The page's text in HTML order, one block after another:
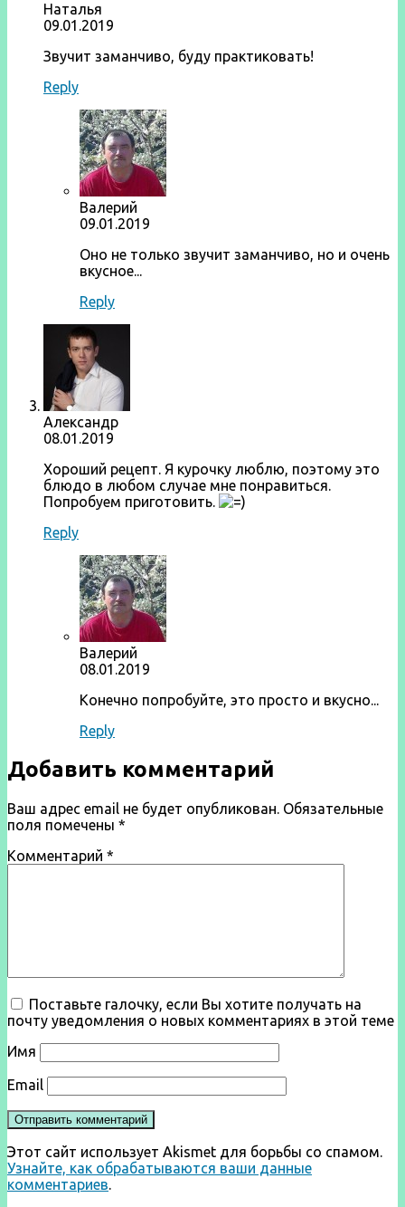
Наталья
09.01.2019
Звучит заманчиво, буду практиковать!
Reply
Валерий
09.01.2019
Оно не только звучит заманчиво, но и очень
вкусное...
Reply
Александр
08.01.2019
Хороший рецепт. Я курочку люблю, поэтому это
блюдо в любом случае мне понравиться.
Попробуем приготовить.
Reply
Валерий
08.01.2019
Конечно попробуйте, это просто и вкусно...
Reply
Добавить комментарий
Ваш адрес email не будет опубликован. Обязательные
поля помечены *
Комментарий *
Поставьте галочку, если Вы хотите получать на
почту уведомления о новых комментариях в этой теме
Имя
Email
Этот сайт использует Akismet для борьбы со спамом.
Узнайте, как обрабатываются ваши данные
комментариев.